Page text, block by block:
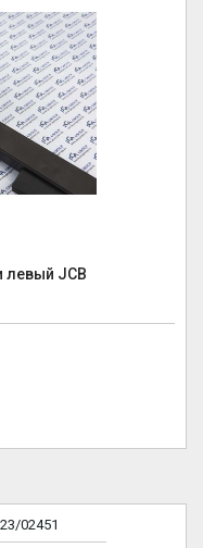
левый JCB
02451